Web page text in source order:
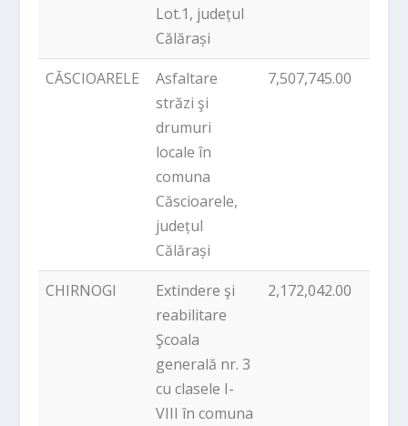
Lot.1, județul
Călărași
CĂSCIOARELE
Asfaltare
străzi şi
drumuri
locale în
comuna
Căscioarele,
județul
Călărași
7,507,745.00
CHIRNOGI
Extindere şi
reabilitare
Şcoala
generală nr. 3
cu clasele I-
VIII în comuna
2,172,042.00